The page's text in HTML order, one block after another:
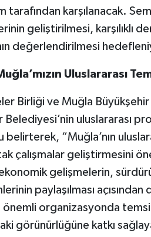
tarafından karşılanacak.
geliştirilmesi, karşılıklı
değerlendirilmesi
Uluslararası
Birliği ve Muğla
Belediyesi’nin uluslararası
“Muğla’nın
çalışmalar geliştirmesini
gelişmelerin,
paylaşılması
önemli organizasyonda
görünürlüğüne katkı